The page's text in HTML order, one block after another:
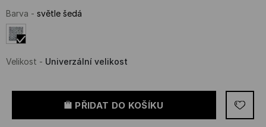
Barva - světle šedá
Velikost - Univerzální velikost
PŘIDAT DO KOŠÍKU